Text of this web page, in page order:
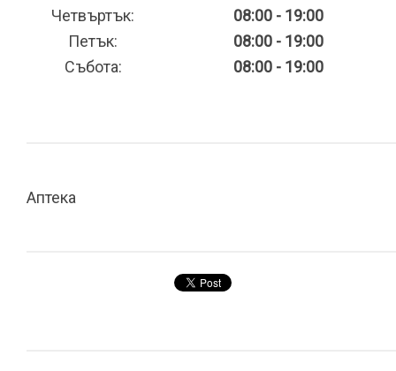
Четвъртък:
08:00 - 19:00
Петък:
08:00 - 19:00
Събота:
08:00 - 19:00
Аптека